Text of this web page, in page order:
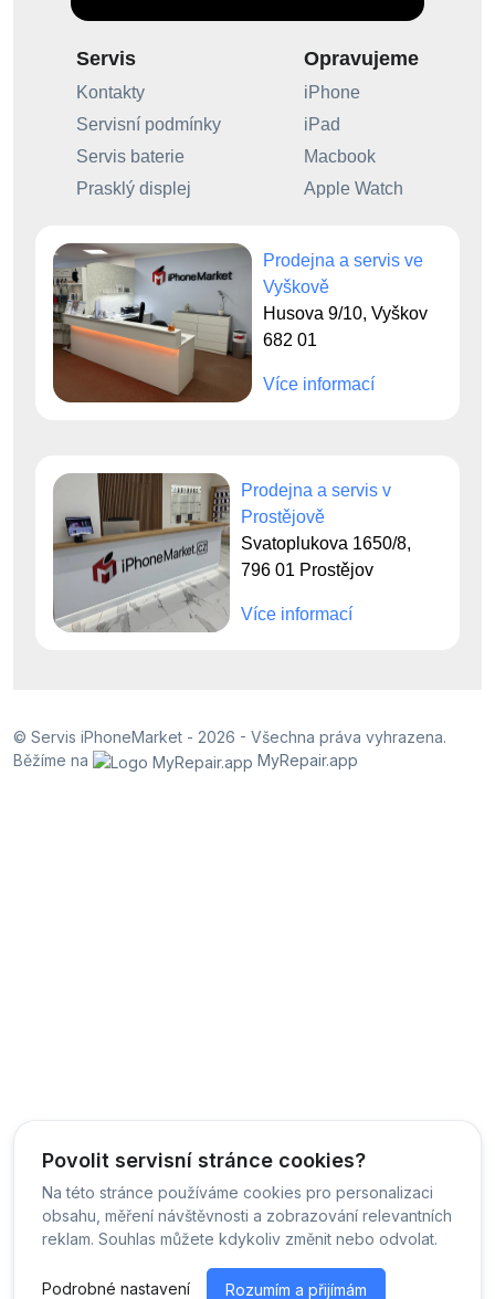
Povolit servisní stránce cookies?
Na této stránce používáme cookies pro personalizaci
obsahu, měření návštěvnosti a zobrazování relevantních
reklam. Souhlas můžete kdykoliv změnit nebo odvolat.
Podrobné nastavení Rozumím a přijímám
Servis
Kontakty
Servisní podmínky
Servis baterie
Prasklý displej
Opravujeme
iPhone
iPad
Macbook
Apple Watch
Prodejna a servis ve
Vyškově
Husova 9/10, Vyškov
682 01
Více informací
Prodejna a servis v
Prostějově
Svatoplukova 1650/8,
796 01 Prostějov
Více informací
© Servis iPhoneMarket - 2026 - Všechna práva vyhrazena.
Běžíme na
MyRepair.app